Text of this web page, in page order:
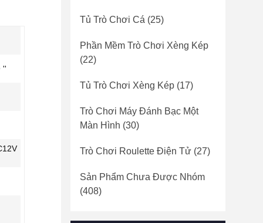
''
Tủ Trò Chơi Cá (25)
Phần Mềm Trò Chơi Xèng Kép
(22)
Tủ Trò Chơi Xèng Kép (17)
Trò Chơi Máy Đánh Bạc Một
Màn Hình (30)
Trò Chơi Roulette Điện Tử (27)
Sản Phẩm Chưa Được Nhóm
(408)